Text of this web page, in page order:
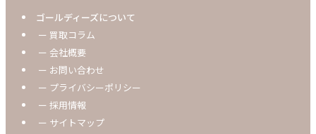
ゴールディーズについて
ー 買取コラム
ー 会社概要
ー お問い合わせ
ー プライバシーポリシー
ー 採用情報
ー サイトマップ